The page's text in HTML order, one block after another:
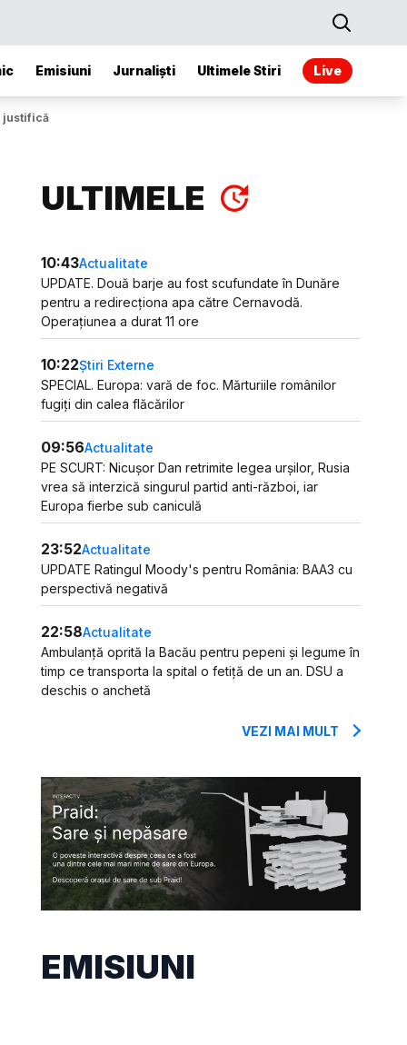
Emisiuni Jurnaliști Ultimele Stiri Live
justifică
ULTIMELE
10:43Actualitate
UPDATE. Două barje au fost scufundate în Dunăre
pentru a redirecționa apa către Cernavodă.
Operațiunea a durat 11 ore
10:22Știri Externe
SPECIAL. Europa: vară de foc. Mărturiile românilor
fugiți din calea flăcărilor
09:56Actualitate
PE SCURT: Nicușor Dan retrimite legea urșilor, Rusia
vrea să interzică singurul partid anti-război, iar
Europa fierbe sub caniculă
23:52Actualitate
UPDATE Ratingul Moody's pentru România: BAA3 cu
perspectivă negativă
22:58Actualitate
Ambulanță oprită la Bacău pentru pepeni și legume în
timp ce transporta la spital o fetiță de un an. DSU a
deschis o anchetă
VEZI MAI MULT
EMISIUNI